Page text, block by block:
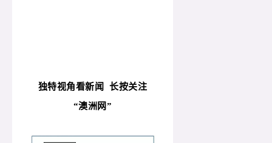
独特视角看新闻长按关注
“澳洲网”